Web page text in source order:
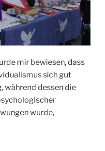
mir bewiesen, dass
sich gut
während dessen die
wurde,